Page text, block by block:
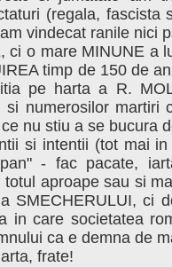
(regala, fascista
vindecat ranile nici
ci o mare MINUNE a
timp de 150 de
pe harta a R.
numerosilor martiri
nu stiu a se bucura
si intentii (tot mai
- fac pacate,
aproape sau si
SMECHERULUI, ci
in care societatea
ca e demna de
frate!